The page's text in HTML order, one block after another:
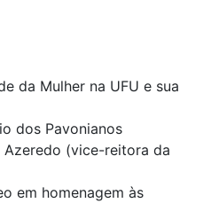
da Mulher na UFU e sua
dos Pavonianos
Azeredo (vice-reitora da
em homenagem às